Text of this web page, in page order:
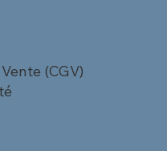
(CGV)